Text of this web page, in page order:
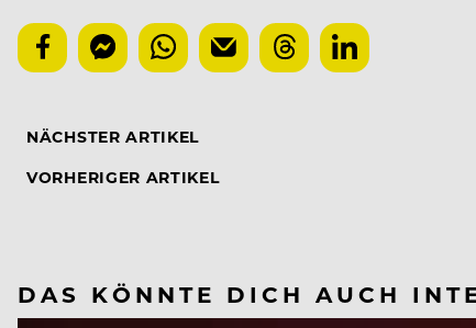
NÄCHSTER ARTIKEL
VORHERIGER ARTIKEL
DAS KÖNNTE DICH AUCH